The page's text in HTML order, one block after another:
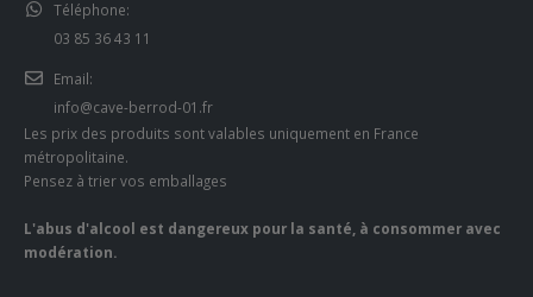
Téléphone:
03 85 36 43 11
Email:
info@cave-berrod-01.fr
Les prix des produits sont valables uniquement en France
métropolitaine.
Pensez à trier vos emballages
L'abus d'alcool est dangereux pour la santé, à consommer avec
modération.